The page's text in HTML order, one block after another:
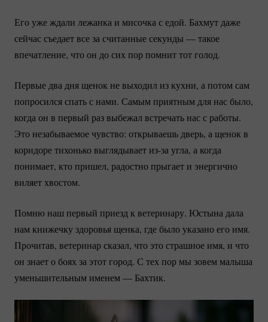
Его уже ждали лежанка и мисочка с едой. Бахмут даже
сейчас съедает все за считанные секунды — такое
впечатление, что он до сих пор помнит тот голод.
Первые два дня щенок не выходил из кухни, а потом сам
попросился спать с нами. Самым приятным для нас было,
когда он в первый раз выбежал встречать нас с работы.
Это незабываемое чувство: открываешь дверь, а щенок в
коридоре тихонько выглядываетиз-заугла, а когда
понимает, кто пришел, радостно прыгает и энергично
виляет хвостом.
Помню наш первый приезд к ветеринару. Юстына дала
нам книжечку здоровья щенка, где было указано его имя.
Прочитав, ветеринар сказал, что это страшное имя, и что
он знает о боях за этот город. С тех пор мы зовем малыша
уменьшительным именем — Бахтик.